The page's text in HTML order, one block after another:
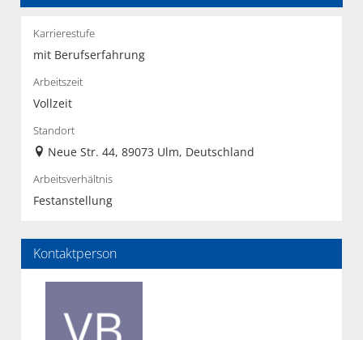
Karrierestufe
mit Berufserfahrung
Arbeitszeit
Vollzeit
Standort
Neue Str. 44, 89073 Ulm, Deutschland
Arbeitsverhältnis
Festanstellung
Kontaktperson